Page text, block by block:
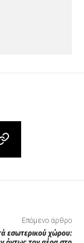
Επόμενο άρθρο
εσωτερικού χώρου: